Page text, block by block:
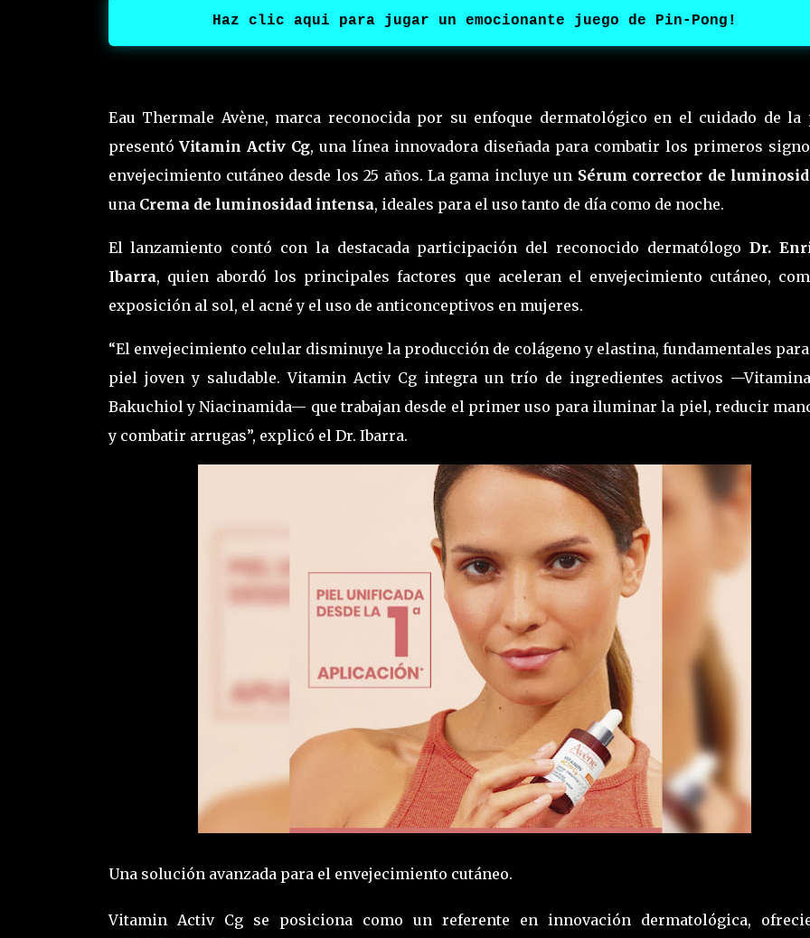
Haz clic aqui para jugar un emocionante juego de Pin-Pong!
Eau Thermale Avène, marca reconocida por su enfoque dermatológico en el cuidado de la
presentóVitamin Activ Cg, una línea innovadora diseñada para combatir los primeros
envejecimiento cutáneo desde los 25 años. La gama incluye un Sérum corrector de
una Crema de luminosidad intensa, ideales para el uso tanto de día como de noche.
El lanzamiento contó con la destacada participación del reconocido dermatólogo Dr.
Ibarra, quien abordó los principales factores que aceleran el envejecimiento cutáneo,
exposición al sol, el acné y el uso de anticonceptivos en mujeres.
“El envejecimiento celular disminuye la producción de colágeno y elastina, fundamentales
piel joven y saludable. Vitamin Activ Cg integra un trío de ingredientes activos
Bakuchiol y Niacinamida— que trabajan desde el primer uso para iluminar la piel, reducir
y combatir arrugas”, explicó el Dr. Ibarra.
Una solución avanzada para el envejecimiento cutáneo.
Vitamin Activ Cg se posiciona como un referente en innovación dermatológica,